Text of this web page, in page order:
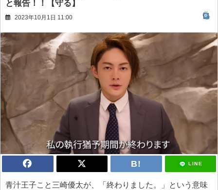
と報告！！【守る】
2023年10月1日 11:00
LINE
青汁王子こと三崎優太が、「終わりました。」という意味